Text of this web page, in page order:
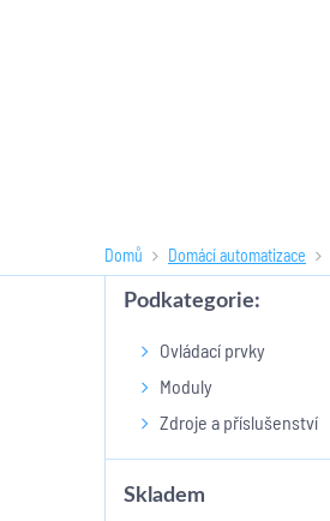
Domů Domácí automatizace
Podkategorie:
Ovládací prvky
Moduly
Zdroje a příslušenství
Skladem